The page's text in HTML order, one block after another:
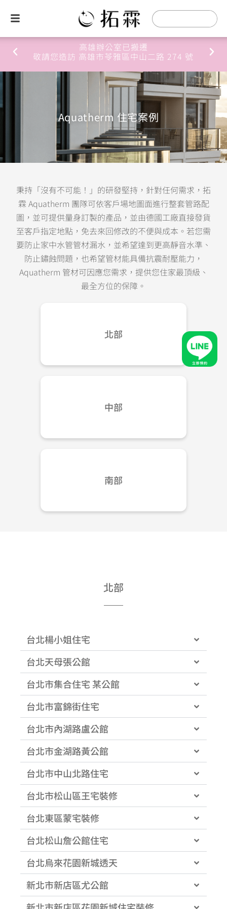
高雄辦公室已搬遷
敬請您造訪 高雄市苓雅區中山二路 274 號
Aquatherm 住宅案例
秉持「沒有不可能！」的研發堅持，針對任何需求，拓
霖 Aquatherm 團隊可依客戶場地圖面進行整套管路配
圖，並可提供量身訂製的產品，並由德國工廠直接發貨
至客戶指定地點，免去來回修改的不便與成本。若您需
要防止家中水管管材漏水，並希望達到更高靜音水準、
防止鏽蝕問題，也希望管材能具備抗震耐壓能力，
Aquatherm 管材可因應您需求，提供您住家最頂級、
最全方位的保障。​
北部
中部
南部
北部
台北楊小姐住宅
台北天母張公館
台北市集合住宅 某公館
台北市富錦街住宅
台北市內湖路盧公館
台北市金湖路黃公館
台北市中山北路住宅
台北市松山區王宅裝修
台北東區蒙宅裝修
台北松山詹公館住宅
台北烏來花園新城透天
新北市新店區尤公館